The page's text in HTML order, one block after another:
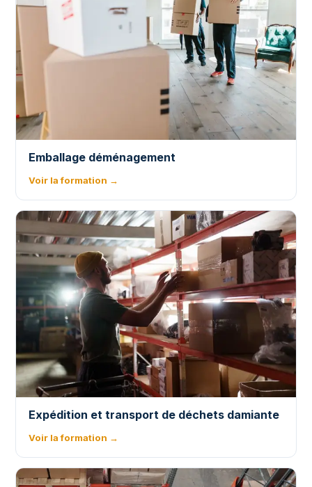
Emballage déménagement
Voir la formation →
Expédition et transport de déchets damiante
Voir la formation →